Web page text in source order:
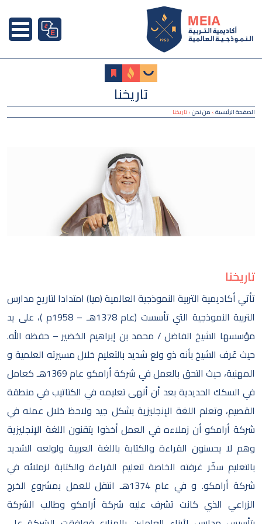
تاريخنا
الصفحة الرئيسية› من نحن›تاريخنا
تاريخنا
تأتي أكاديمية التربية النموذجية العالمية (ميا) امتدادا لتاريخ مدارس
التربية النموذجية التي تأسست (عام 1378هـ – 1958م )، على يد
مؤسسها الشيخ الفاضل / محمد بن إبراهيم الخضير – حفظه الله.
حيث عُرف الشيخ بأنه ذو ولع شديد بالتعليم خلال مسيرته العلمية و
المهنية، حيث التحق بالعمل في شركة أرامكو عام 1369هـ كعامل
في السكك الحديدية بعد أن أنهى تعليمه في الكتاتيب في منطقة
القصيم، وتعلم اللغة الإنجليزية بشكل جيد ولاحظ خلال عمله في
شركة أرامكو أن زملاءه في العمل أخذوا يتقنون اللغة الإنجليزية
وهم لا يحسنون القراءة والكتابة باللغة العربية ولولعه الشديد
بالتعليم سخّر غرفته الخاصة لتعليم القراءة والكتابة لزملائه في
شركة أرامكو. و في عام 1374هـ انتقل للعمل بمشروع الخرج
الزراعي الذي كانت تشرف عليه شركة أرامكو وطالب الشركة